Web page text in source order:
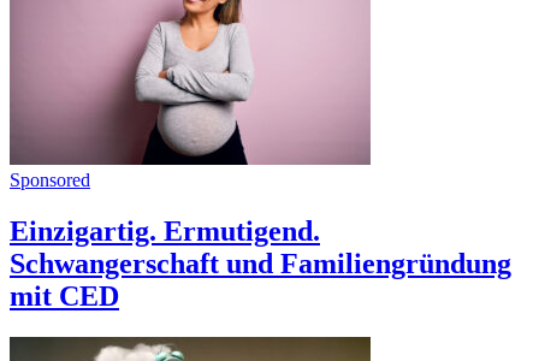
Sponsored
Einzigartig. Ermutigend.
Schwangerschaft und Familiengründung
mit CED